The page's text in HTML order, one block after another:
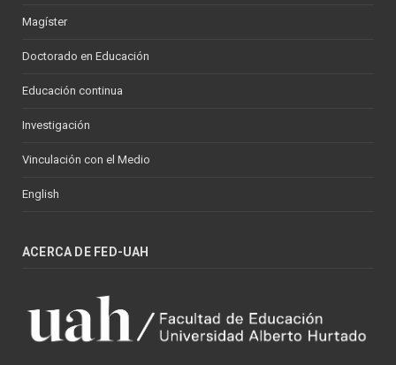
Magíster
Doctorado en Educación
Educación continua
Investigación
Vinculación con el Medio
English
ACERCA DE FED-UAH